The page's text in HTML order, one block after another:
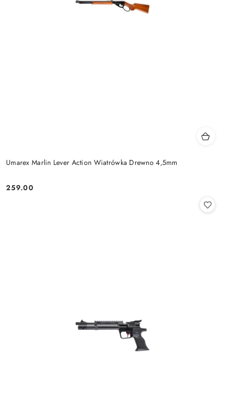
Umarex Marlin Lever Action Wiatrówka Drewno 4,5mm
Cena:
259.00